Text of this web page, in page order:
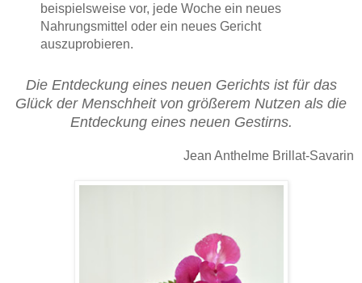
beispielsweise vor, jede Woche ein neues
Nahrungsmittel oder ein neues Gericht
auszuprobieren.
Die Entdeckung eines neuen Gerichts ist für das
Glück der Menschheit von größerem Nutzen als die
Entdeckung eines neuen Gestirns.
Jean Anthelme Brillat-Savarin